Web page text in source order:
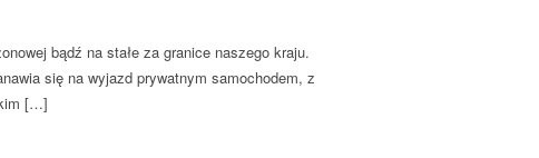
bądź na stałe za granice naszego kraju.
się na wyjazd prywatnym samochodem, z
[…]